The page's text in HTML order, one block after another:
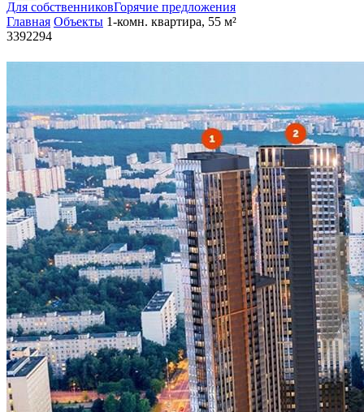
Для собственниковГорячие предложения
Главная Объекты 1-комн. квартира, 55 м²
3392294